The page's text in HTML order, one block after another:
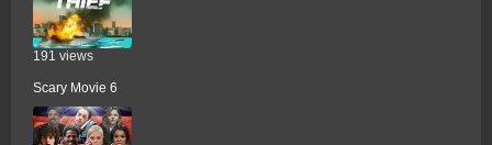
191 views
Scary Movie 6